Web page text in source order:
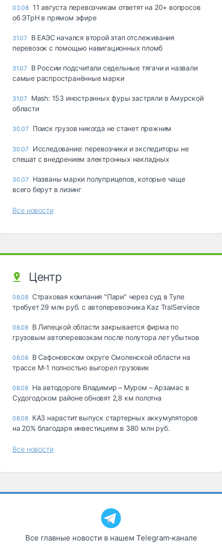
03.08 11 августа перевозчикам ответят на 20+ вопросов
об ЭТрН в прямом эфире
31.07
В ЕАЭС начался второй этап отслеживания
перевозок с помощью навигационных пломб
31.07
В России подсчитали седельные тягачи и назвали
самые распространённые марки
31.07
Mash: 153 иностранных фуры застряли в Амурской
области
30.07 Поиск грузов никогда не станет прежним
30.07
Исследование: перевозчики и экспедиторы не
спешат с внедрением электронных накладных
30.07
Названы марки полуприцепов, которые чаще
всего берут в лизинг
Все новости
Центр
08.08 Страховая компания "Пари" через суд в Туле
требует 29 млн руб. с автоперевозчика Kaz TralServiece
08.08 В Липецкой области закрывается фирма по
грузовым автоперевозкам после полутора лет убытков
08.08 В Сафоновском округе Смоленской области на
трассе М-1 полностью выгорел грузовик
08.08 На автодороге Владимир – Муром – Арзамас в
Судогодском районе обновят 2,8 км полотна
08.08 КАЗ нарастит выпуск стартерных аккумуляторов
на 20% благодаря инвестициям в 380 млн руб.
Все новости
Все главные новости в нашем Telegram‑канале